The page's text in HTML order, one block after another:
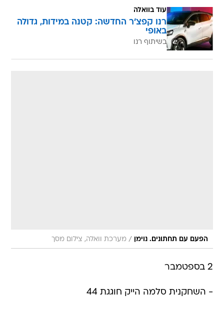
עוד בוואלה
רנו קפצ'ר החדשה: קטנה במידות, גדולה
באופי
בשיתוף רנו
הפעם עם תחתונים. נוימן / מערכת וואלה, צילום מסך
2 בספטמבר
- השחקנית סלמה הייק חוגגת 44